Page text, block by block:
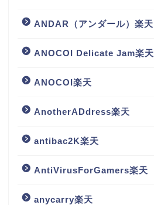
ANDAR（アンダール）楽天
ANOCOI Delicate Jam楽天
ANOCOI楽天
AnotherADdress楽天
antibac2K楽天
AntiVirusForGamers楽天
anycarry楽天